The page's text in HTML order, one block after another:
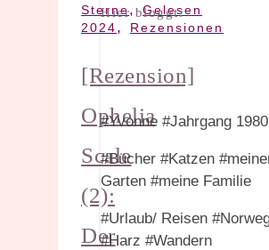
Sterne,Gelesen
2024, Rezensionen
[Rezension]
Ophelia
Scale
(2):
Der
Hier bloggt:
#Yvonne #Jahrgang 1980
#Bücher #Katzen
Garten #meine Familie
#Urlaub/ Reisen
#Harz #Wandern